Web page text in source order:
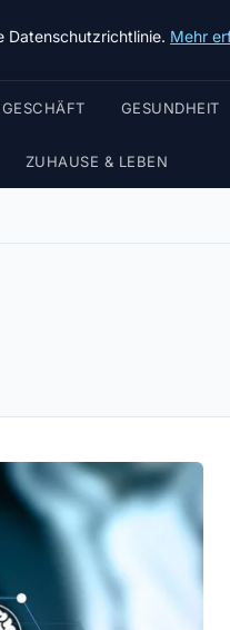
GESCHÄFT GESUNDHEIT
ZUHAUSE & LEBEN
Datenschutzrichtlinie. Mehr